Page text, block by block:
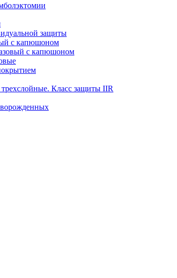
защиты
с капюшоном
с капюшоном
Класс защиты IIR